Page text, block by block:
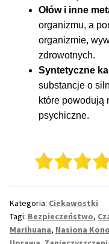
Ołów i inne
organizmu, a
organizmie,
zdrowotnych.
Syntetyczne
substancje o
które powodują
psychiczne.
Kategoria: Ciekawostki
Tagi: Bezpieczeństwo,
Marihuana, Nasiona